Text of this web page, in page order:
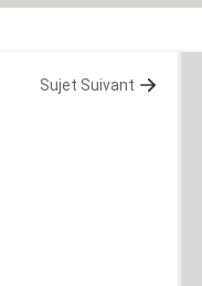
Sujet Suivant